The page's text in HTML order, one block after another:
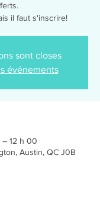
C'est gratuit, mais il faut s'inscrire!
sont closes
événements
– 12 h 00
Austin, QC J0B